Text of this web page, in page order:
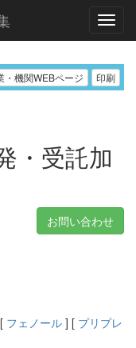
・機関WEBページ 印刷
・受託加
お問い合わせ
フェノール ] [ プリプレ